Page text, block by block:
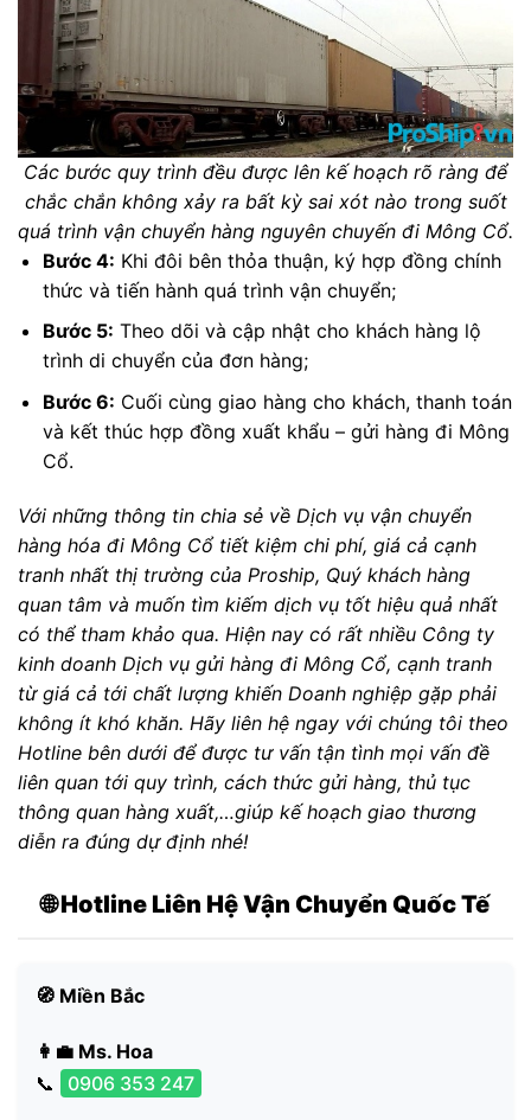
Các bước quy trình đều được lên kế hoạch rõ ràng để
chắc chắn không xảy ra bất kỳ sai xót nào trong suốt
quá trình vận chuyển hàng nguyên chuyến đi Mông Cổ.
Bước 4: Khi đôi bên thỏa thuận, ký hợp đồng chính
thức và tiến hành quá trình vận chuyển;
Bước 5: Theo dõi và cập nhật cho khách hàng lộ
trình di chuyển của đơn hàng;
Bước 6: Cuối cùng giao hàng cho khách, thanh toán
và kết thúc hợp đồng xuất khẩu – gửi hàng đi Mông
Cổ.
Với những thông tin chia sẻ về Dịch vụ vận chuyển
hàng hóa đi Mông Cổ tiết kiệm chi phí, giá cả cạnh
tranh nhất thị trường của Proship, Quý khách hàng
quan tâm và muốn tìm kiếm dịch vụ tốt hiệu quả nhất
có thể tham khảo qua. Hiện nay có rất nhiều Công ty
kinh doanh Dịch vụ gửi hàng đi Mông Cổ, cạnh tranh
từ giá cả tới chất lượng khiến Doanh nghiệp gặp phải
không ít khó khăn. Hãy liên hệ ngay với chúng tôi theo
Hotline bên dưới để được tư vấn tận tình mọi vấn đề
liên quan tới quy trình, cách thức gửi hàng, thủ tục
thông quan hàng xuất,…giúp kế hoạch giao thương
diễn ra đúng dự định nhé!
🌐 Hotline Liên Hệ Vận Chuyển Quốc Tế
🧭 Miền Bắc
👩‍💼 Ms. Hoa
📞
0906 353 247